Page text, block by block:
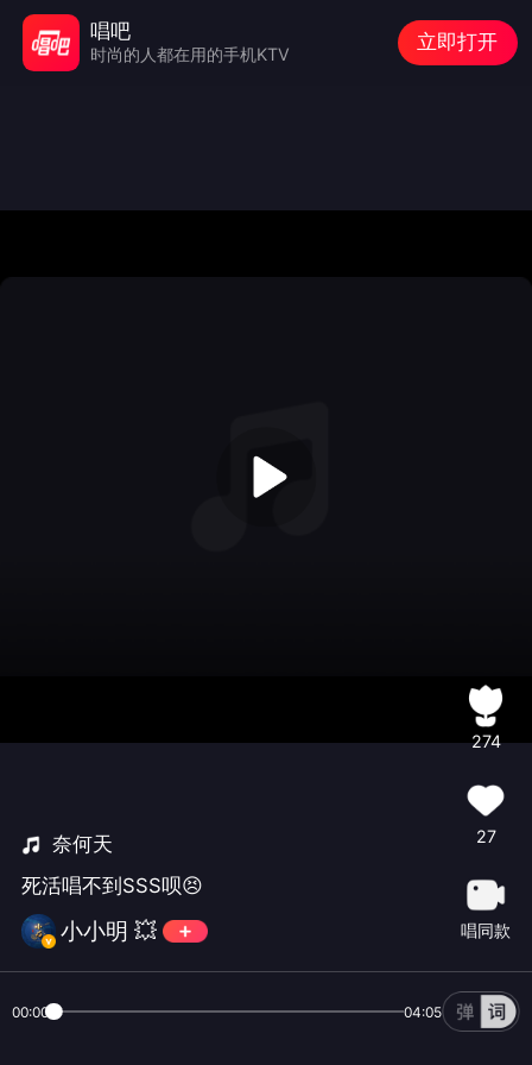
奈何天
死活唱不到SSS呗😣
小小明 💥
274
27
唱同款
00:00 04:05
唱吧
时尚的人都在用的手机KTV
立即打开